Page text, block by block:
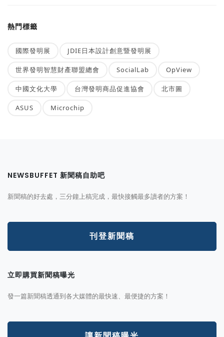
熱門標籤
國際發明展 JDIE日本設計創意暨發明展
世界發明智慧財產聯盟總會 SocialLab OpView
中國文化大學 台灣發明商品促進協會 北市圖
ASUS Microchip
NEWSBUFFET 新聞稿自助吧
新聞稿的好去處，三分鐘上稿完成，最快接觸最多讀者的方案！
刊登新聞稿
立即購買新聞稿曝光
發一篇新聞稿透通到各大媒體的最快速、最便捷的方案！